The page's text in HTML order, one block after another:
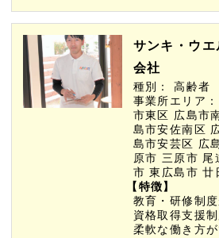
サンキ・ウ
会社
種別：
高齢者
事業所エリア：
市東区 広島市
島市安佐南区
島市安芸区 広
原市 三原市 尾
市東広島市廿
【特徴】
教育・研修制
資格取得支援制
柔軟な働き方